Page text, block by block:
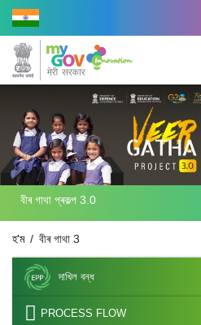
বীৰ গাথা প্ৰকল্প 3.0
হ'ম বীৰ গাথা 3
দাখিল বন্ধ
PROCESS FLOW